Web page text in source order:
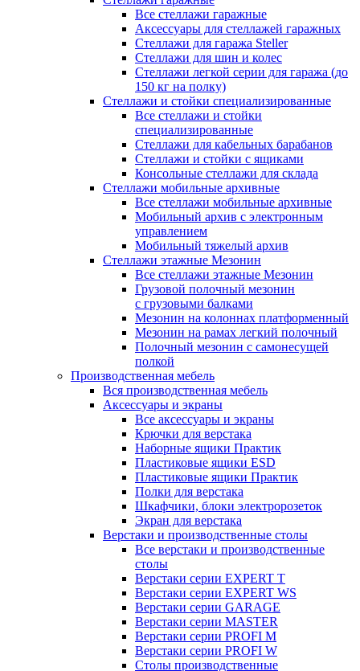
Все стеллажи гаражные
Аксессуары для стеллажей гаражных
Стеллажи для гаража Steller
Стеллажи для шин и колес
Стеллажи легкой серии для гаража (до
150 кг на полку)
Стеллажи и стойки специализированные
Все стеллажи и стойки
специализированные
Стеллажи для кабельных барабанов
Стеллажи и стойки с ящиками
Консольные стеллажи для склада
Стеллажи мобильные архивные
Все стеллажи мобильные архивные
Мобильный архив с электронным
управлением
Мобильный тяжелый архив
Стеллажи этажные Мезонин
Все стеллажи этажные Мезонин
Грузовой полочный мезонин
с грузовыми балками
Мезонин на колоннах платформенный
Мезонин на рамах легкий полочный
Полочный мезонин с самонесущей
полкой
Производственная мебель
Вся производственная мебель
Аксессуары и экраны
Все аксессуары и экраны
Крючки для верстака
Наборные ящики Практик
Пластиковые ящики ESD
Пластиковые ящики Практик
Полки для верстака
Шкафчики, блоки электророзеток
Экран для верстака
Верстаки и производственные столы
Все верстаки и производственные
столы
Верстаки серии EXPERT T
Верстаки серии EXPERT WS
Верстаки серии GARAGE
Верстаки серии MASTER
Верстаки серии PROFI M
Верстаки серии PROFI W
Столы производственные